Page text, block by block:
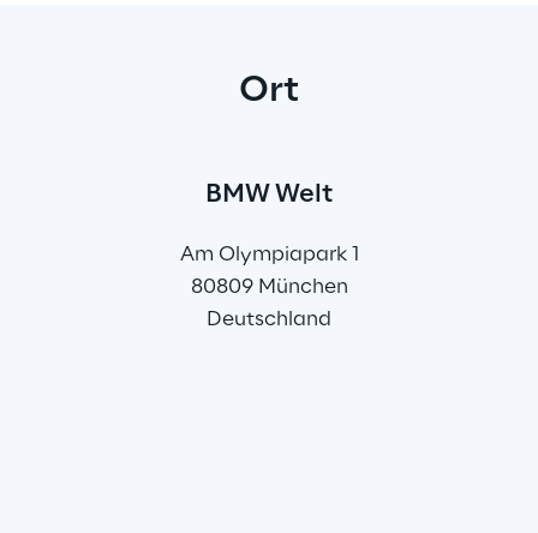
Ort
BMW Welt
Am Olympiapark 1
80809 München
Deutschland